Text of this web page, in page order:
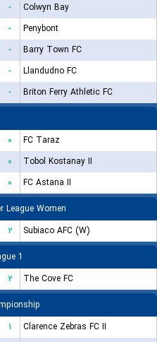
-
Colwyn Bay
-
Penybont
-
Barry Town FC
-
Llandudno FC
-
Briton Ferry Athletic FC
۰
FC Taraz
۰
Tobol Kostanay II
۰
FC Astana II
League Women
۲
Subiaco AFC (W)
1
۲
The Cove FC
۱
Clarence Zebras FC II